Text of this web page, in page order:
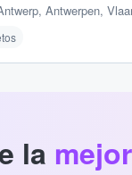
, Antwerpen,
la